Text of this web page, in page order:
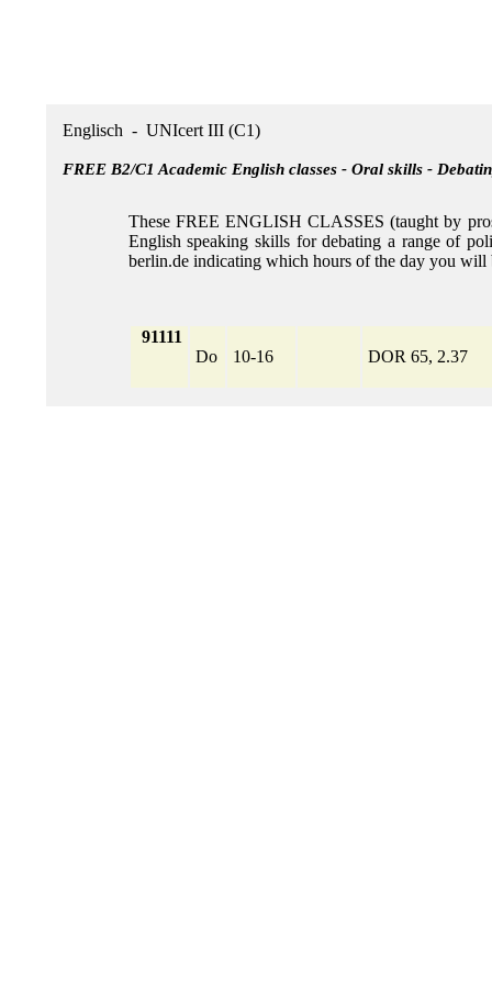
Englisch - UNIcert III (C1)
FREE B2/C1 Academic English classes - Oral skills -
These FREE ENGLISH CLASSES (taught by
English speaking skills for debating a range of
berlin.de indicating which hours of the day you will
91111
Do
10-16 DOR 65, 2.37